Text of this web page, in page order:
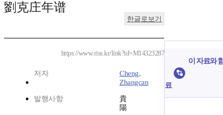
劉克庄年谱
한글로보기
https://www.riss.kr/link?id=M14323287
저자
Cheng,
Zhangcan
발행사항
貴
陽
이 자료와
료